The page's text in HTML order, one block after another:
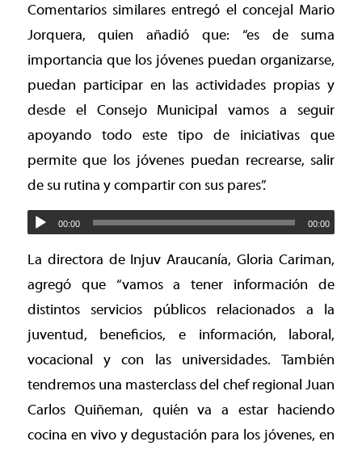
Comentarios similares entregó el concejal Mario
Jorquera, quien añadió que: “es de suma
importancia que los jóvenes puedan organizarse,
puedan participar en las actividades propias y
desde el Consejo Municipal vamos a seguir
apoyando todo este tipo de iniciativas que
permite que los jóvenes puedan recrearse, salir
de su rutina y compartir con sus pares”.
00:00 00:00
La directora de Injuv Araucanía, Gloria Cariman,
agregó que “vamos a tener información de
distintos servicios públicos relacionados a la
juventud, beneficios, e información, laboral,
vocacional y con las universidades. También
tendremos una masterclass del chef regional Juan
Carlos Quiñeman, quién va a estar haciendo
cocina en vivo y degustación para los jóvenes, en